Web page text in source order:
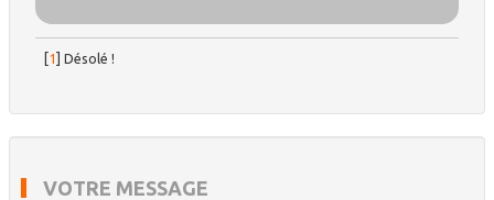
1 ]Désolé !
VOTRE MESSAGE